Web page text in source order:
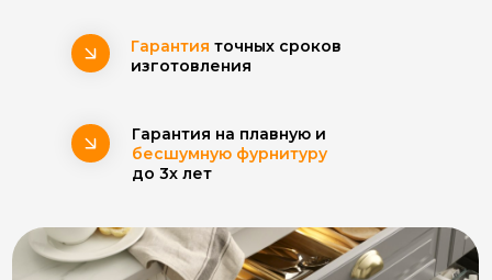
Гарантия на плавную и
бесшумную фурнитуру
до 3х лет
Гарантия точных сроков
изготовления